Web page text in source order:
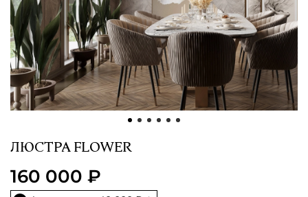
ЛЮСТРА FLOWER
160 000 ₽